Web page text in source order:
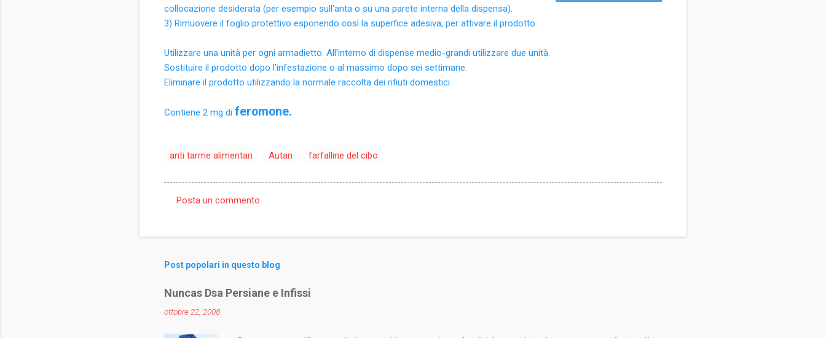
collocazione desiderata (per esempio sull'anta o su una parete interna della dispensa).
3) Rimuovere il foglio protettivo esponendo così la superfice adesiva, per attivare il prodotto.
Utilizzare una unità per ogni armadietto. All'interno di dispense medio-grandi utilizzare due unità.
Sostituire il prodotto dopo l'infestazione o al massimo dopo sei settimane.
Eliminare il prodotto utilizzando la normale raccolta dei rifiuti domestici.
Contiene 2 mg di feromone.
anti tarme alimentari Autan farfalline del cibo
m
n
t
i
Posta un commento
Post popolari in questo blog
Nuncas Dsa Persiane e Infissi
ottobre 22, 2008